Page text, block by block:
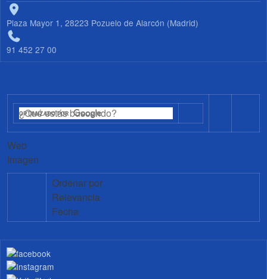
Plaza Mayor 1, 28223 Pozuelo de Alarcón (Madrid)
91 452 27 00
Web
Imagen
Ordenar por
Relevancia
Fecha